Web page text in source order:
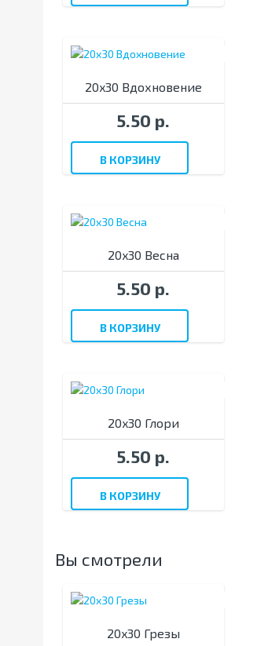
20x30 Вдохновение
5.50 р.
В КОРЗИНУ
20x30 Весна
5.50 р.
В КОРЗИНУ
20x30 Глори
5.50 р.
В КОРЗИНУ
Вы смотрели
20x30 Грезы